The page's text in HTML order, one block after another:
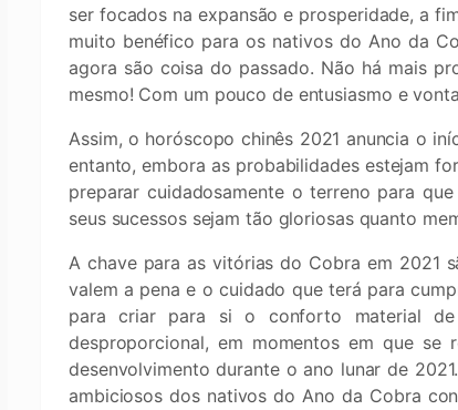
ser focados na expansão e prosperidade, a
muito benéfico para os nativos do Ano da
agora são coisa do passado. Não há mais
mesmo! Com um pouco de entusiasmo e
Assim, o horóscopo chinês 2021 anuncia o
entanto, embora as probabilidades estejam
preparar cuidadosamente o terreno para
seus sucessos sejam tão gloriosas quanto
A chave para as vitórias do Cobra em 2021
valem a pena e o cuidado que terá para
para criar para si o conforto material de
desproporcional, em momentos em que
desenvolvimento durante o ano lunar de
ambiciosos dos nativos do Ano da Cobra